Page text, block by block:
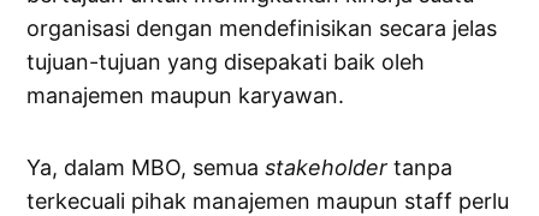
organisasi dengan mendefinisikan secara jelas
tujuan-tujuan yang disepakati baik oleh
manajemen maupun karyawan.
Ya, dalam MBO, semuastakeholder tanpa
terkecuali pihak manajemen maupun staff perlu